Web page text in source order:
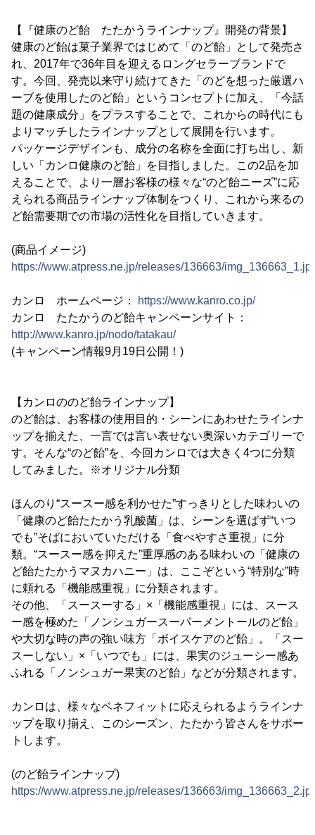
【『健康のど飴 たたかうラインナップ』開発の背景】
健康のど飴は菓子業界ではじめて「のど飴」として発売さ
れ、2017年で36年目を迎えるロングセラーブランドで
す。今回、発売以来守り続けてきた「のどを想った厳選ハ
ーブを使用したのど飴」というコンセプトに加え、「今話
題の健康成分」をプラスすることで、これからの時代にも
よりマッチしたラインナップとして展開を行います。
パッケージデザインも、成分の名称を全面に打ち出し、新
しい「カンロ健康のど飴」を目指しました。この2品を加
えることで、より一層お客様の様々な“のど飴ニーズ”に応
えられる商品ラインナップ体制をつくり、これから来るの
ど飴需要期での市場の活性化を目指していきます。
(商品イメージ)
https://www.atpress.ne.jp/releases/136663/
カンロ ホームページ：
https://www.kanro.co.jp/
カンロ たたかうのど飴キャンペーンサイト：
http://www.kanro.jp/nodo/tatakau/
(キャンペーン情報9月19日公開！)
【カンロののど飴ラインナップ】
のど飴は、お客様の使用目的・シーンにあわせたラインナ
ップを揃えた、一言では言い表せない奥深いカテゴリーで
す。そんな“のど飴”を、今回カンロでは大きく4つに分類
してみました。※オリジナル分類
ほんのり“スースー感を利かせた”すっきりとした味わいの
「健康のど飴たたかう乳酸菌」は、シーンを選ばず“いつ
でも”そばにおいていただける「食べやすさ重視」に分
類。“スースー感を抑えた”重厚感のある味わいの「健康の
ど飴たたかうマヌカハニー」は、ここぞという“特別な”時
に頼れる「機能感重視」に分類されます。
その他、「スースーする」×「機能感重視」には、スース
ー感を極めた「ノンシュガースーパーメントールのど飴」
や大切な時の声の強い味方「ボイスケアのど飴」。「スー
スーしない」×「いつでも」には、果実のジューシー感あ
ふれる「ノンシュガー果実のど飴」などが分類されます。
カンロは、様々なベネフィットに応えられるようラインナ
ップを取り揃え、このシーズン、たたかう皆さんをサポー
トします。
(のど飴ラインナップ)
https://www.atpress.ne.jp/releases/136663/